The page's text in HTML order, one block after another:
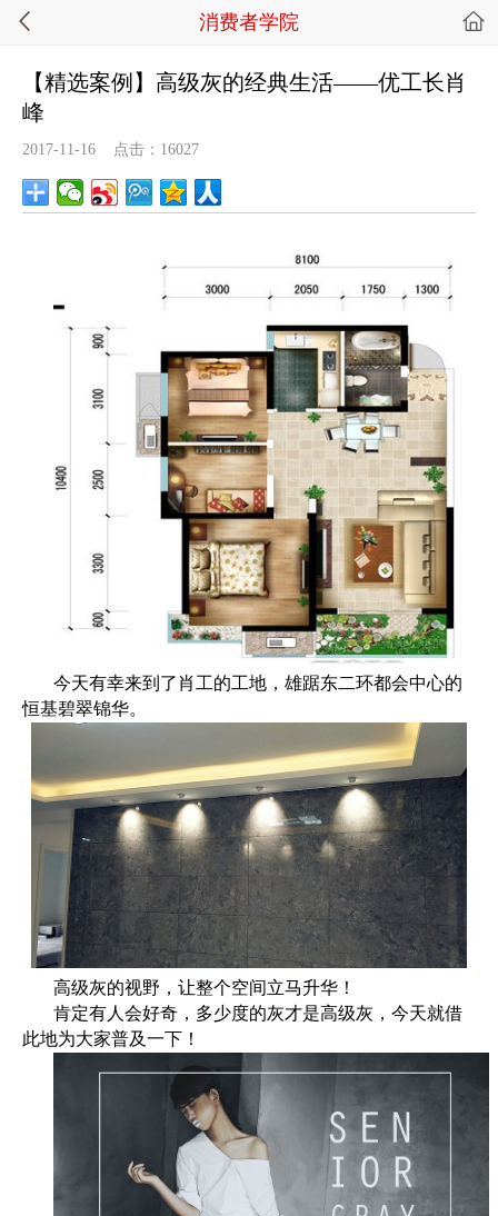
消费者学院
【精选案例】高级灰的经典生活——优工长肖
峰
2017-11-16 点击：16027
今天有幸来到了肖工的工地，雄踞东二环都会中心的
恒基碧翠锦华。
高级灰的视野，让整个空间立马升华！
肯定有人会好奇，多少度的灰才是高级灰，今天就借
此地为大家普及一下！